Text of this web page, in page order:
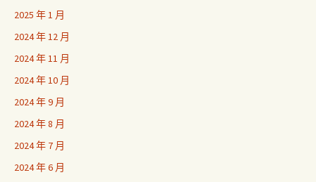
2025 年 1 月
2024 年 12 月
2024 年 11 月
2024 年 10 月
2024 年 9 月
2024 年 8 月
2024 年 7 月
2024 年 6 月